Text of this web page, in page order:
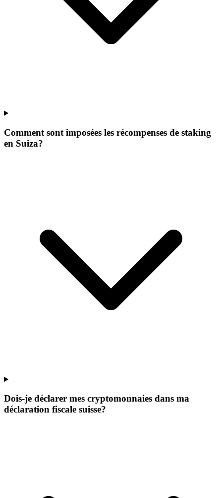
Comment sont imposées les récompenses de staking
en Suiza?
Dois-je déclarer mes cryptomonnaies dans ma
déclaration fiscale suisse?